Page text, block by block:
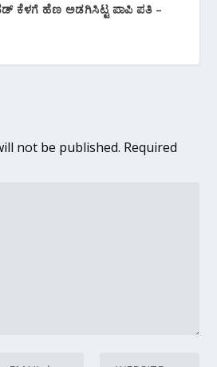
ಕೆಳಗೆ ಹೆಣ ಅಡಗಿಸಿಟ್ಟ ಪಾಪಿ ಪತಿ –
not be published. Required